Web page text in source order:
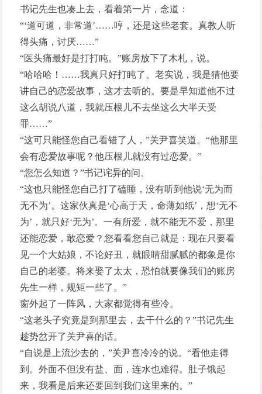
书记先生也凑上去，看着第一片，念道：
“‘道可道，非常道’……哼，还是这些老套。真教人听
得头痛，讨厌……”
“医头痛最好是打打盹。”账房放下了木札，说。
“哈哈哈！……我真只好打盹了。老实说，我是猜他要
讲自己的恋爱故事，这才去听的。要是早知道他不过
这么胡说八道，我就压根儿不去坐这么大半天受
罪……”
“这可只能怪您自己看错了人，”关尹喜笑道。“他那里
会有恋爱故事呢？他压根儿就没有过恋爱。”
“您怎么知道？”书记诧异的问。
“这也只能怪您自己打了磕睡，没有听到他说‘无为而
无不为’。这家伙真是‘心高于天，命薄如纸’，想‘无不
为’，就只好‘无为’。一有所爱，就不能无不爱，那里
还能恋爱，敢恋爱？您看看您自己就是：现在只要看
见一个大姑娘，不论好丑，就眼睛甜腻腻的都象是你
自己的老婆。将来娶了太太，恐怕就要像我们的账房
先生一样，规矩一些了。”
窗外起了一阵风，大家都觉得有些冷。
“这老头子究竟是到那里去，去干什么的？”书记先生
趁势岔开了关尹喜的话。
“自说是上流沙去的，”关尹喜冷冷的说。“看他走得
到。外面不但没有盐、面，连水也难得。肚子饿起
来，我看是后来还要回到我们这里来的。”